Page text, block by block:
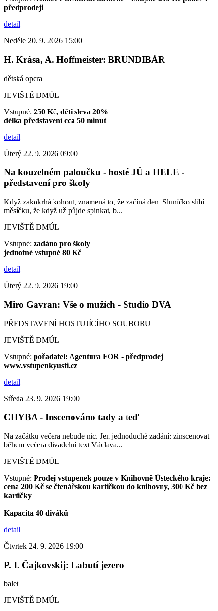
předprodeji
detail
Neděle 20. 9. 2026 15:00
H. Krása, A. Hoffmeister: BRUNDIBÁR
dětská opera
JEVIŠTĚ DMÚL
Vstupné: 250 Kč, děti sleva 20%
délka představení cca 50 minut
detail
Úterý 22. 9. 2026 09:00
Na kouzelném paloučku - hosté JŮ a HELE -
představení pro školy
Když zakokrhá kohout, znamená to, že začíná den. Sluníčko slíbí
měsíčku, že když už půjde spinkat, b...
JEVIŠTĚ DMÚL
Vstupné: zadáno pro školy
jednotné vstupné 80 Kč
detail
Úterý 22. 9. 2026 19:00
Miro Gavran: Vše o mužích - Studio DVA
PŘEDSTAVENÍ HOSTUJÍCÍHO SOUBORU
JEVIŠTĚ DMÚL
Vstupné: pořadatel: Agentura FOR - předprodej
www.vstupenkyusti.cz
detail
Středa 23. 9. 2026 19:00
CHYBA - Inscenováno tady a teď
Na začátku večera nebude nic. Jen jednoduché zadání: zinscenovat
během večera divadelní text Václava...
JEVIŠTĚ DMÚL
Vstupné: Prodej vstupenek pouze v Knihovně Ústeckého kraje:
cena 200 Kč se čtenářskou kartičkou do knihovny, 300 Kč bez
kartičky
Kapacita 40 diváků
detail
Čtvrtek 24. 9. 2026 19:00
P. I. Čajkovskij: Labutí jezero
balet
JEVIŠTĚ DMÚL